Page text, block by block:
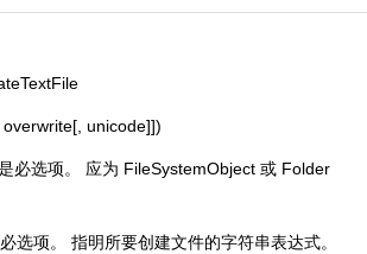
unicode]])
选项。 应为 FileSystemObject 或 Folder
项。 指明所要创建文件的字符串表达式。